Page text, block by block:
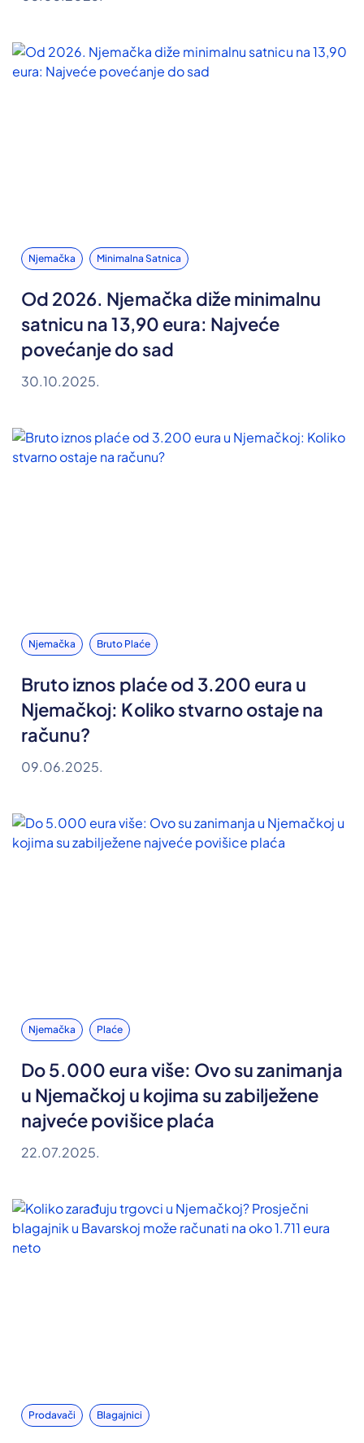
Njemačka Minimalna Satnica
Od 2026. Njemačka diže minimalnu
satnicu na 13,90 eura: Najveće
povećanje do sad
30.10.2025.
Njemačka Bruto Plaće
Bruto iznos plaće od 3.200 eura u
Njemačkoj: Koliko stvarno ostaje na
računu?
09.06.2025.
Njemačka Plaće
Do 5.000 eura više: Ovo su zanimanja
u Njemačkoj u kojima su zabilježene
najveće povišice plaća
22.07.2025.
Prodavači Blagajnici